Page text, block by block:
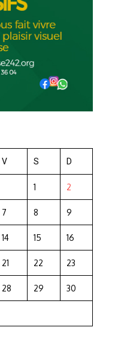
V S D
1 2
7 8 9
14 15 16
21 22 23
28 29 30